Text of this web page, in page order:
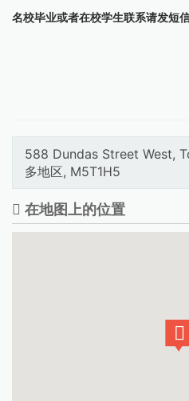
名校毕业或者在校学生联系请发短
588 Dundas Street West,
多地区, M5T1H5
在地图上的位置